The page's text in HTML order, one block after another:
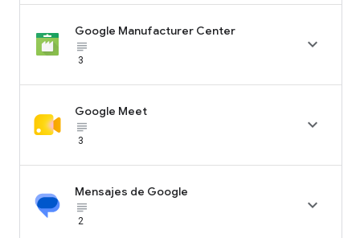
Google Manufacturer Center
subject_black
3

Google Meet
subject_black
3

Mensajes de Google
subject_black
2
